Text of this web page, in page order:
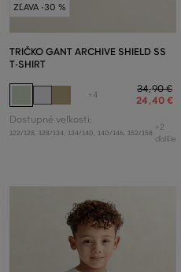
ZĽAVA -30 %
TRIČKO GANT ARCHIVE SHIELD SS
T-SHIRT
+4
34,90 €
24,40 €
Dostupné veľkosti:
122/128 128/134 134/140 140/146 152/158
+2
ďalšie